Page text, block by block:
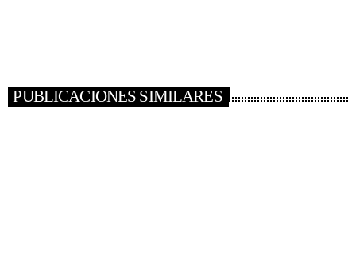
PUBLICACIONES SIMILARES